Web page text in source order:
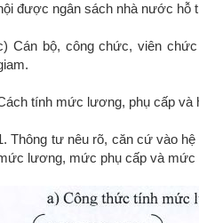
được ngân sách nhà nước hỗ
Cán bộ, công chức, viên
tính mức lương, phụ cấp và
Thông tư nêu rõ, căn cứ vào
lương, mức phụ cấp và mức